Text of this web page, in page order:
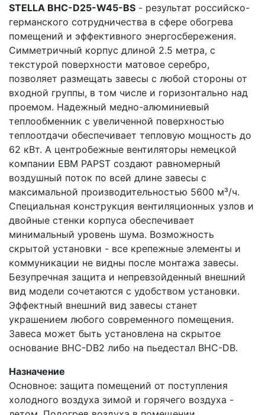
STELLA BHC-D25-W45-BS - результат российско-
германского сотрудничества в сфере обогрева
помещений и эффективного энергосбережения.
Симметричный корпус длиной 2.5 метра, с
текстурой поверхности матовое серебро,
позволяет размещать завесы с любой стороны от
входной группы, в том числе и горизонтально над
проемом. Надежный медно-алюминиевый
теплообменник с увеличенной поверхностью
теплоотдачи обеспечивает тепловую мощность до
62 кВт. А центробежные вентиляторы немецкой
компании EBM PAPST создают равномерный
воздушный поток по всей длине завесы с
максимальной производительностью 5600 м³/ч.
Специальная конструкция вентиляционных узлов и
двойные стенки корпуса обеспечивает
минимальный уровень шума. Возможность
скрытой установки - все крепежные элементы и
коммуникации не видны после монтажа завесы.
Безупречная защита и непревзойденный внешний
вид модели сочетаются с удобством установки.
Эффектный внешний вид завесы станет
украшением любого современного помещения.
Завеса может быть установлена на скрытое
основание BHC-DB2 либо на пьедестал BНС-DB.
Назначение
Основное: защита помещений от поступления
холодного воздуха зимой и горячего воздуха -